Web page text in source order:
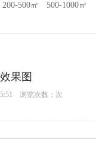
200-500㎡ 500-1000㎡
果图
浏览次数： 次